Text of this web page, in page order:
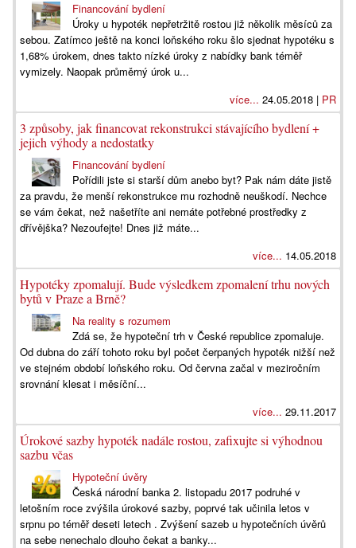
Financování bydlení
Úroky u hypoték nepřetržitě rostou již několik měsíců za
sebou. Zatímco ještě na konci loňského roku šlo sjednat hypotéku s
1,68% úrokem, dnes takto nízké úroky z nabídky bank téměř
vymizely. Naopak průměrný úrok u...
více... 24.05.2018 | PR
3 způsoby, jak financovat rekonstrukci stávajícího bydlení +
jejich výhody a nedostatky
Financování bydlení
Pořídili jste si starší dům anebo byt? Pak nám dáte jistě
za pravdu, že menší rekonstrukce mu rozhodně neuškodí. Nechce
se vám čekat, než našetříte ani nemáte potřebné prostředky z
dřívějška? Nezoufejte! Dnes již máte...
více... 14.05.2018
Hypotéky zpomalují. Bude výsledkem zpomalení trhu nových
bytů v Praze a Brně?
Na reality s rozumem
Zdá se, že hypoteční trh v České republice zpomaluje.
Od dubna do září tohoto roku byl počet čerpaných hypoték nižší než
ve stejném období loňského roku. Od června začal v meziročním
srovnání klesat i měsíční...
více... 29.11.2017
Úrokové sazby hypoték nadále rostou, zafixujte si výhodnou
sazbu včas
Hypoteční úvěry
Česká národní banka 2. listopadu 2017 podruhé v
letošním roce zvýšila úrokové sazby, poprvé tak učinila letos v
srpnu po téměř deseti letech . Zvýšení sazeb u hypotečních úvěrů
na sebe nenechalo dlouho čekat a banky...